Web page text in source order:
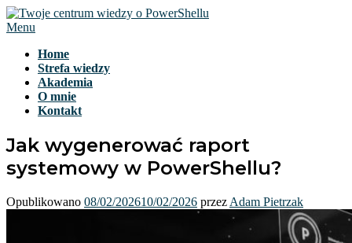
Przejdź
do
Menu
Home
Strefa wiedzy
Akademia
O mnie
Kontakt
Jak wygenerować raport
systemowy w PowerShellu?
Opublikowano 08/02/202610/02/2026 przez Adam Pietrzak